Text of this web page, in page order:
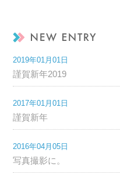
2019年01月01日
謹賀新年2019
2017年01月01日
謹賀新年
2016年04月05日
写真撮影に。